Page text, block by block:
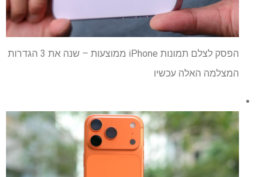
הפסק לצלם תמונות iPhone ממוצעות – שנה את 3 הגדרות
המצלמה האלה עכשיו